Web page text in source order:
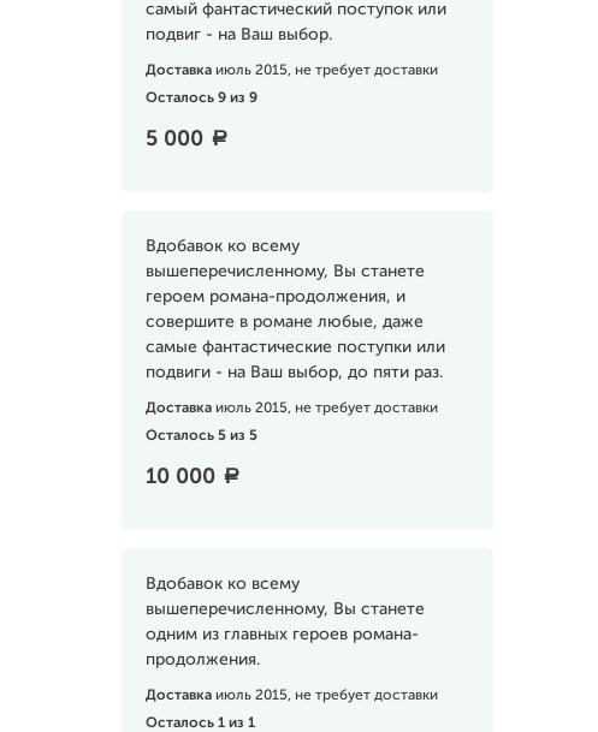
самый фантастический поступок или
подвиг - на Ваш выбор.
Доставка июль 2015, не требует доставки
Осталось 9 из 9
5 000 a
Вдобавок ко всему
вышеперечисленному, Вы станете
героем романа-продолжения, и
совершите в романе любые, даже
самые фантастические поступки или
подвиги - на Ваш выбор, до пяти раз.
Доставка июль 2015, не требует доставки
Осталось 5 из 5
10 000 a
Вдобавок ко всему
вышеперечисленному, Вы станете
одним из главных героев романа-
продолжения.
Доставка июль 2015, не требует доставки
Осталось 1 из 1